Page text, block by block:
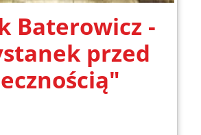
Baterowicz -
przed